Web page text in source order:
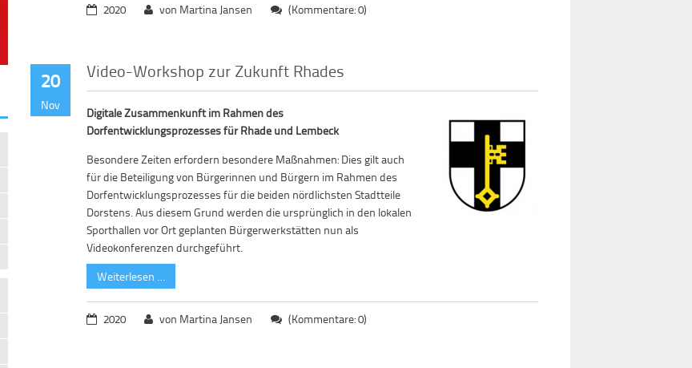
2020 von Martina Jansen (Kommentare: 0)
20
Nov
Video-Workshop zur Zukunft Rhades
Digitale Zusammenkunft im Rahmen des
Dorfentwicklungsprozesses für Rhade und Lembeck
Besondere Zeiten erfordern besondere Maßnahmen: Dies gilt auch
für die Beteiligung von Bürgerinnen und Bürgern im Rahmen des
Dorfentwicklungsprozesses für die beiden nördlichsten Stadtteile
Dorstens. Aus diesem Grund werden die ursprünglich in den lokalen
Sporthallen vor Ort geplanten Bürgerwerkstätten nun als
Videokonferenzen durchgeführt.
Weiterlesen …
2020 von Martina Jansen (Kommentare: 0)